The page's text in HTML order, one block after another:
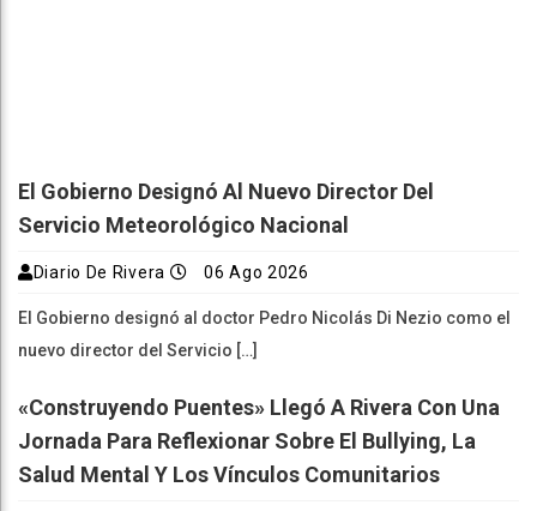
El Gobierno Designó Al Nuevo Director Del
Servicio Meteorológico Nacional
Diario De Rivera 06 Ago 2026
El Gobierno designó al doctor Pedro Nicolás Di Nezio como el
nuevo director del Servicio […]
«Construyendo Puentes» Llegó A Rivera Con Una
Jornada Para Reflexionar Sobre El Bullying, La
Salud Mental Y Los Vínculos Comunitarios